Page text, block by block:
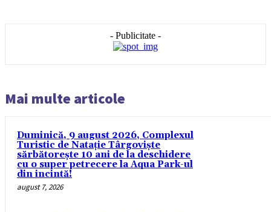
- Publicitate -
Mai multe articole
Duminică, 9 august 2026, Complexul
Turistic de Natație Târgoviște
sărbătorește 10 ani de la deschidere
cu o super petrecere la Aqua Park-ul
din incintă!
august 7, 2026